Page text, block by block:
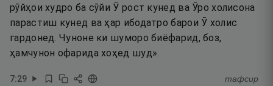
рӯйҳои худро ба сӯйи Ӯ рост кунед ва Ӯро холисона
парастиш кунед ва ҳар ибодатро барои Ӯ холис
гардонед. Чуноне ки шуморо биёфарид, боз,
ҳамчунон офарида хоҳед шуд».
7:29 тафсир